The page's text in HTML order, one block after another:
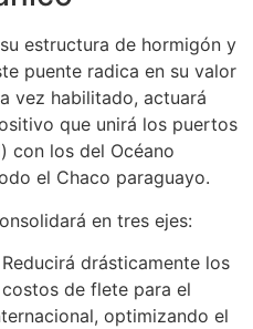
estructura de hormigón y
puente radica en su valor
vez habilitado, actuará
que unirá los puertos
con los del Océano
el Chaco paraguayo.
en tres ejes:
Reducirá drásticamente los
de flete para el
optimizando el